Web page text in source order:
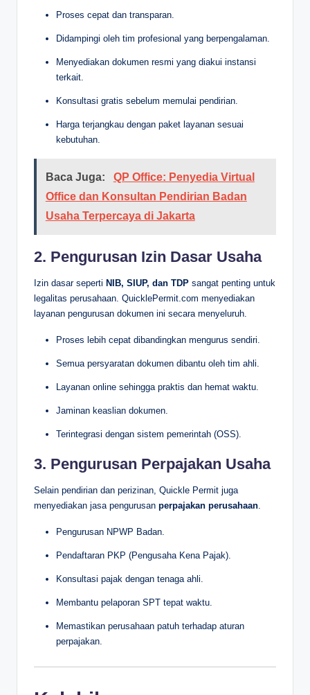
Proses cepat dan transparan.
Didampingi oleh tim profesional yang berpengalaman.
Menyediakan dokumen resmi yang diakui instansi
terkait.
Konsultasi gratis sebelum memulai pendirian.
Harga terjangkau dengan paket layanan sesuai
kebutuhan.
Baca Juga:
QP Office: Penyedia Virtual
Office dan Konsultan Pendirian Badan
Usaha Terpercaya di Jakarta
2. Pengurusan Izin Dasar Usaha
Izin dasar seperti NIB, SIUP, dan TDP sangat penting untuk
legalitas perusahaan. QuicklePermit.com menyediakan
layanan pengurusan dokumen ini secara menyeluruh.
Proses lebih cepat dibandingkan mengurus sendiri.
Semua persyaratan dokumen dibantu oleh tim ahli.
Layanan online sehingga praktis dan hemat waktu.
Jaminan keaslian dokumen.
Terintegrasi dengan sistem pemerintah (OSS).
3. Pengurusan Perpajakan Usaha
Selain pendirian dan perizinan, Quickle Permit juga
menyediakan jasa pengurusan perpajakan perusahaan
Pengurusan NPWP Badan.
Pendaftaran PKP (Pengusaha Kena Pajak).
Konsultasi pajak dengan tenaga ahli.
Membantu pelaporan SPT tepat waktu.
Memastikan perusahaan patuh terhadap aturan
perpajakan.